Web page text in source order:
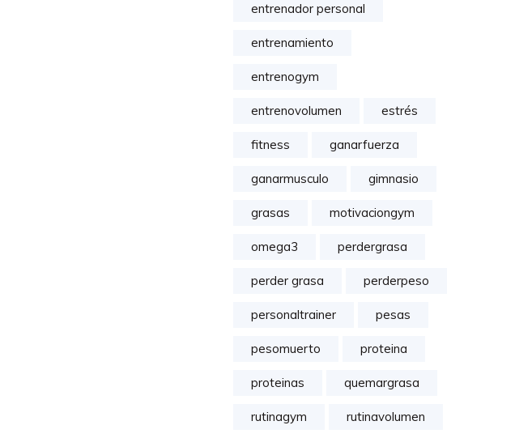
entrenador personal
entrenamiento
entrenogym
entrenovolumen estrés
fitness ganarfuerza
ganarmusculo gimnasio
grasas motivaciongym
omega3 perdergrasa
perder grasa perderpeso
personaltrainer pesas
pesomuerto proteina
proteinas quemargrasa
rutinagym rutinavolumen